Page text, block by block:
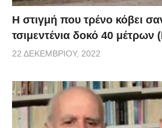
H στιγμή που τρένο κόβει
τσιμεντένια δοκό 40 μέτρων
22 ΔΕΚΕΜΒΡΊΟΥ, 2022